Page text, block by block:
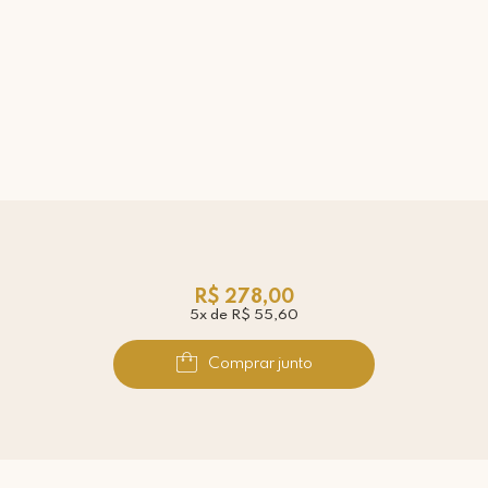
R$ 278,00
5x de R$ 55,60
Comprar junto